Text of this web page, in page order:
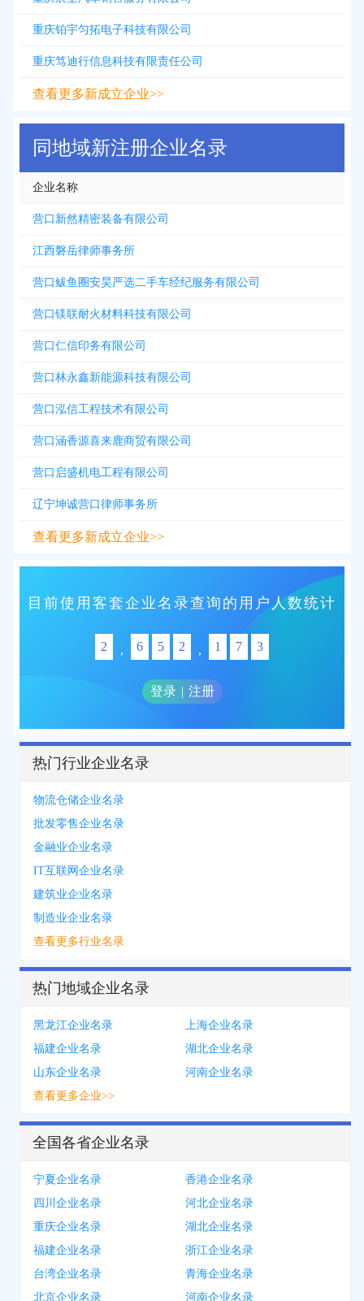
重庆铂宇匀拓电子科技有限公司
重庆笃迪行信息科技有限责任公司
查看更多新成立企业>>
同地域新注册企业名录
企业名称
营口新然精密装备有限公司
江西磐岳律师事务所
营口鲅鱼圈安昊严选二手车经纪服务有限公司
营口镁联耐火材料科技有限公司
营口仁信印务有限公司
营口林永鑫新能源科技有限公司
营口泓信工程技术有限公司
营口涵香源喜来鹿商贸有限公司
营口启盛机电工程有限公司
辽宁坤诚营口律师事务所
查看更多新成立企业>>
目前使用客套企业名录查询的用户人数统计
2 , 6 5 2 , 1 7 3
登录 | 注册
热门行业企业名录
物流仓储企业名录
批发零售企业名录
金融业企业名录
IT互联网企业名录
建筑业企业名录
制造业企业名录
查看更多行业名录
热门地域企业名录
黑龙江企业名录
上海企业名录
福建企业名录
湖北企业名录
山东企业名录
河南企业名录
查看更多企业>>
全国各省企业名录
宁夏企业名录
香港企业名录
四川企业名录
河北企业名录
重庆企业名录
湖北企业名录
福建企业名录
浙江企业名录
台湾企业名录
青海企业名录
北京企业名录
河南企业名录